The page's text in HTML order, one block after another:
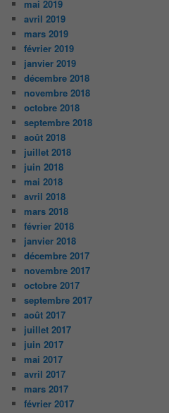
mai 2019
avril 2019
mars 2019
février 2019
janvier 2019
décembre 2018
novembre 2018
octobre 2018
septembre 2018
août 2018
juillet 2018
juin 2018
mai 2018
avril 2018
mars 2018
février 2018
janvier 2018
décembre 2017
novembre 2017
octobre 2017
septembre 2017
août 2017
juillet 2017
juin 2017
mai 2017
avril 2017
mars 2017
février 2017